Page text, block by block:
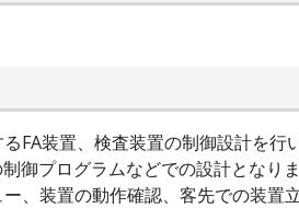
FA装置、検査装置の制御設計を行い
御プログラムなどでの設計となりま
、装置の動作確認、客先での装置